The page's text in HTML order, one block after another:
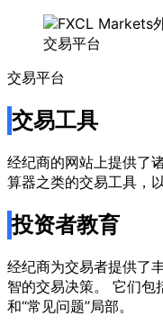
交易平台
交易平台
交易工具
经纪商的网站上提供了
算器之类的交易工具，
投资者教育
经纪商为交易者提供了
智的交易决策。 它们包
和“常见问题”局部。